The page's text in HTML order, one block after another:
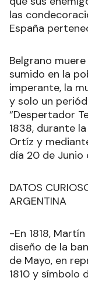
las
España
Belgrano
sumido en la
imperante, la
y solo un
“Despertador
1838, durante
Ortíz y
día 20 de Junio
DATOS
ARGENTINA
-En 1818,
diseño de la
de Mayo, en
1810 y símbolo